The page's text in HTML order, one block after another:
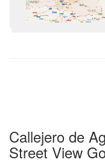
Callejero de
Street View